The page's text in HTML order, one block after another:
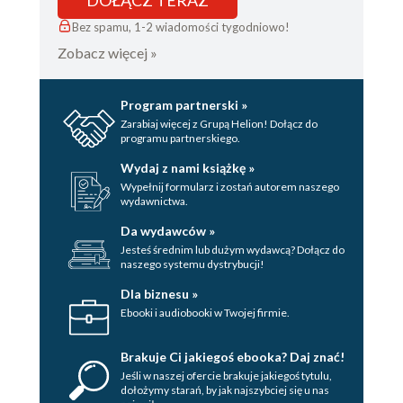
10. Uczenie się Europy (Polityka nr
48/2019 [3238])
11. Potrzebujemy integracji, nie izolacji
(23.09.2021 r.)
12. Polacy o Unii (8.06.2021 r.)
13. Nikt w Londynie nie wie (Polityka nr
4/2019 [3195])
14. Lekcja dla eurofoba (Polityka nr
14/2019 [3205])
15. Nasz ciasteczkizm (Polityka nr
38/2021 [3330])
16. Nowa, lepsza Unia? (4.05.2021 r.)
Wprowadzenie
49/2018 [3189])
2. PiS wśród fanów Putina (15.04.2021
r.)
Bez spamu, 1-2 wiadomości tygodniowo!
Zobacz więcej »
Program partnerski »
Zarabiaj więcej z Grupą Helion! Dołącz do
programu partnerskiego.
Wydaj z nami książkę »
Wypełnij formularz i zostań autorem naszego
wydawnictwa.
Da wydawców »
Jesteś średnim lub dużym wydawcą? Dołącz do
naszego systemu dystrybucji!
Dla biznesu »
Ebooki i audiobooki w Twojej firmie.
Brakuje Ci jakiegoś ebooka? Daj znać!
Jeśli w naszej ofercie brakuje jakiegoś tytulu,
dołożymy starań, by jak najszybciej się u nas